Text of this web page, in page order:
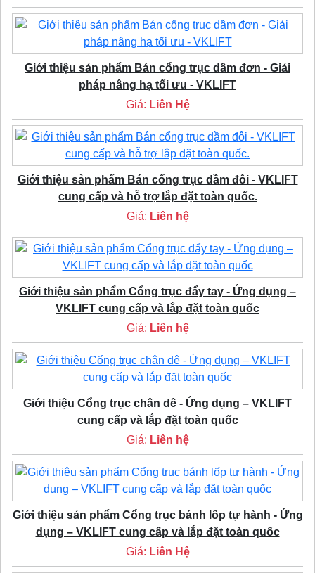
Giới thiệu sản phẩm Bán cổng trục dầm đơn - Giải
pháp nâng hạ tối ưu - VKLIFT
Giá: Liên Hệ
Giới thiệu sản phẩm Bán cổng trục dầm đôi - VKLIFT
cung cấp và hỗ trợ lắp đặt toàn quốc.
Giá: Liên hệ
Giới thiệu sản phẩm Cổng trục đẩy tay - Ứng dụng –
VKLIFT cung cấp và lắp đặt toàn quốc
Giá: Liên hệ
Giới thiệu Cổng trục chân dê - Ứng dụng – VKLIFT
cung cấp và lắp đặt toàn quốc
Giá: Liên hệ
Giới thiệu sản phẩm Cổng trục bánh lốp tự hành - Ứng
dụng – VKLIFT cung cấp và lắp đặt toàn quốc
Giá: Liên Hệ